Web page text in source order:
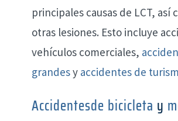
principales causas de LCT, así
otras lesiones. Esto incluye
vehículos comerciales,
grandesy accidentes de
Accidentesde bicicleta y